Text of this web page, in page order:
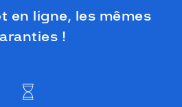
en ligne, les mêmes
!